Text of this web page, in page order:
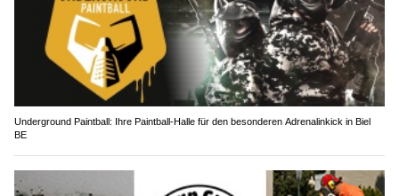
Underground Paintball: Ihre Paintball-Halle für den besonderen Adrenalinkick in Biel
BE